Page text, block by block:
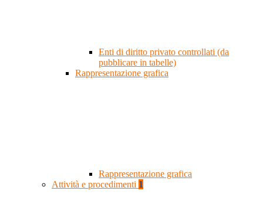
Enti di diritto privato controllati (da
pubblicare in tabelle)
Rappresentazione grafica
Rappresentazione grafica
Attività e procedimenti 1